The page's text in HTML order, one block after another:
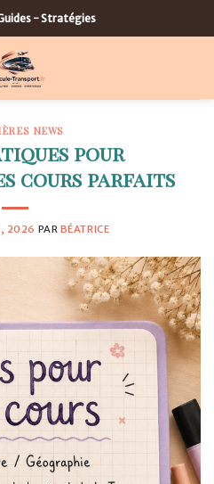
- Stratégies
NEWS
pour
cours parfaits
2026 PAR BÉATRICE